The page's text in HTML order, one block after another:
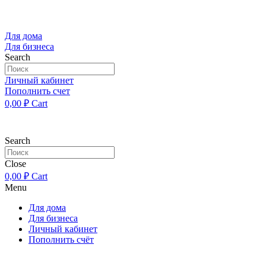
содержимому
Для дома
Для бизнеса
Search
Личный кабинет
Пополнить счет
0,00 ₽ Cart
Search
Close
0,00 ₽ Cart
Menu
Для дома
Для бизнеса
Личный кабинет
Пополнить счёт